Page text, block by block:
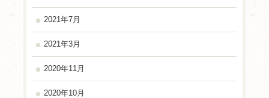
2021年7月
2021年3月
2020年11月
2020年10月